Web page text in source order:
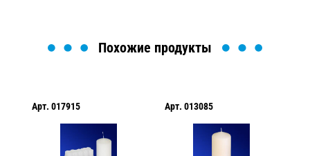
Похожие продукты
Арт. 017915 Арт. 013085